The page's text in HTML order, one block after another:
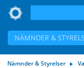
NÄMNDER &
Nämnder & Styrelser